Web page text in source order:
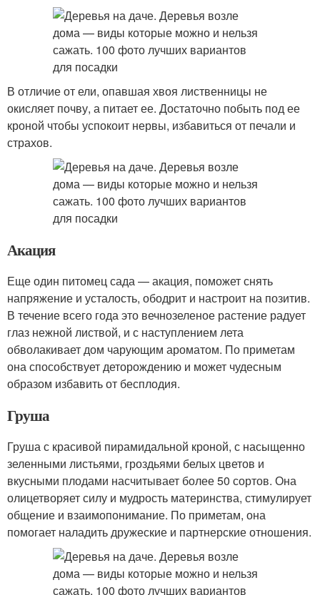
В отличие от ели, опавшая хвоя лиственницы не
окисляет почву, а питает ее. Достаточно побыть под ее
кроной чтобы успокоит нервы, избавиться от печали и
страхов.
Акация
Еще один питомец сада — акация, поможет снять
напряжение и усталость, ободрит и настроит на позитив.
В течение всего года это вечнозеленое растение радует
глаз нежной листвой, и с наступлением лета
обволакивает дом чарующим ароматом. По приметам
она способствует деторождению и может чудесным
образом избавить от бесплодия.
Груша
Груша с красивой пирамидальной кроной, с насыщенно
зеленными листьями, гроздьями белых цветов и
вкусными плодами насчитывает более 50 сортов. Она
олицетворяет силу и мудрость материнства, стимулирует
общение и взаимопонимание. По приметам, она
помогает наладить дружеские и партнерские отношения.